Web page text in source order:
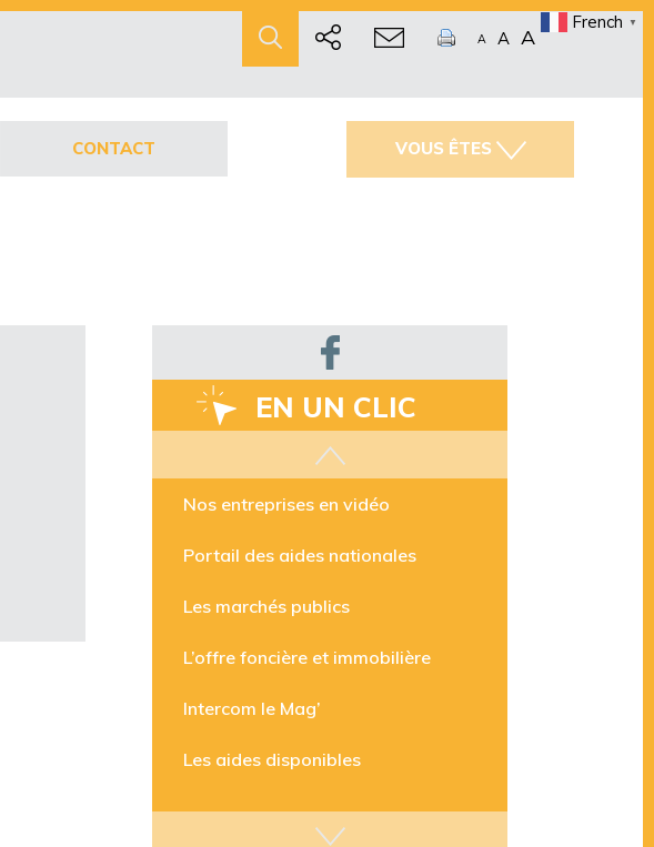
A A A
French ▼
CONTACT VOUS ÊTES
EN UN CLIC
Les aides disponibles
Nos entreprises en vidéo
Portail des aides nationales
Les marchés publics
L’offre foncière et immobilière
Intercom le Mag’